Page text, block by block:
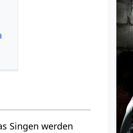
Singen werden